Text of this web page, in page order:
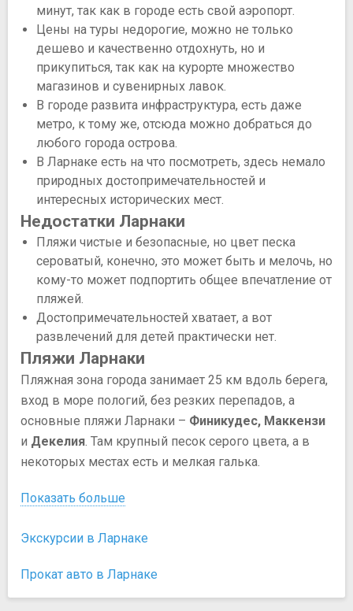
минут, так как в городе есть свой аэропорт.
Цены на туры недорогие, можно не только
дешево и качественно отдохнуть, но и
прикупиться, так как на курорте множество
магазинов и сувенирных лавок.
В городе развита инфраструктура, есть даже
метро, к тому же, отсюда можно добраться до
любого города острова.
В Ларнаке есть на что посмотреть, здесь немало
природных достопримечательностей и
интересных исторических мест.
Недостатки Ларнаки
Пляжи чистые и безопасные, но цвет песка
сероватый, конечно, это может быть и мелочь, но
кому-то может подпортить общее впечатление от
пляжей.
Достопримечательностей хватает, а вот
развлечений для детей практически нет.
Пляжи Ларнаки
Пляжная зона города занимает 25 км вдоль берега,
вход в море пологий, без резких перепадов, а
основные пляжи Ларнаки – Финикудес, Маккензи
и Декелия . Там крупный песок серого цвета, а в
некоторых местах есть и мелкая галька.
Показать больше
Экскурсии в Ларнаке
Прокат авто в Ларнаке